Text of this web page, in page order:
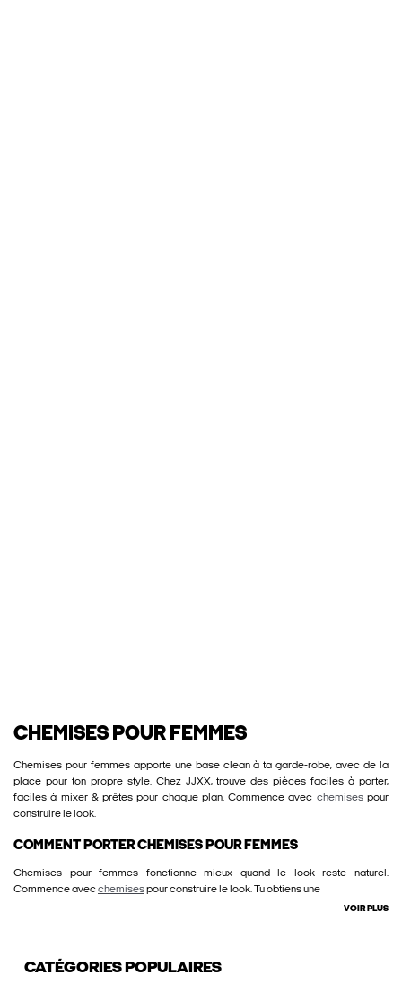
CHEMISES POUR FEMMES
Chemises pour femmes apporte une base clean à ta garde-robe, avec de la
place pour ton propre style. Chez JJXX, trouve des pièces faciles à porter,
faciles à mixer & prêtes pour chaque plan. Commence avec chemisespour
construire le look.
COMMENT PORTER CHEMISES POUR FEMMES
Chemises pour femmes fonctionne mieux quand le look reste naturel.
Commence avecchemisespour construire le look. Tu obtiens une
VOIR PLUS
CATÉGORIES POPULAIRES